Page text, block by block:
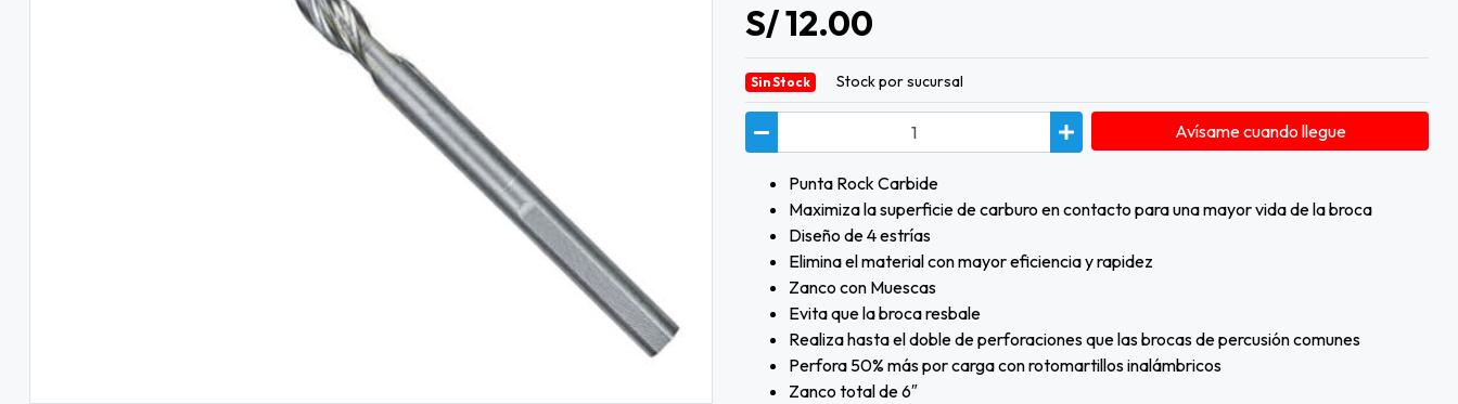
S/ 12.00
Sin Stock Stock por sucursal
Avísame cuando llegue
Punta Rock Carbide
Maximiza la superficie de carburo en contacto para una mayor vida de la broca
Diseño de 4 estrías
Elimina el material con mayor eficiencia y rapidez
Zanco con Muescas
Evita que la broca resbale
Realiza hasta el doble de perforaciones que las brocas de percusión comunes
Perfora 50% más por carga con rotomartillos inalámbricos
Zanco total de 6″